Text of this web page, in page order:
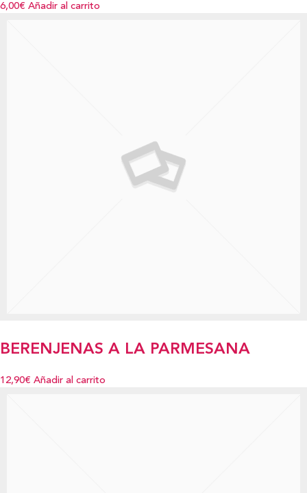
6,00€ Añadir al carrito
BERENJENAS A LA PARMESANA
12,90€ Añadir al carrito